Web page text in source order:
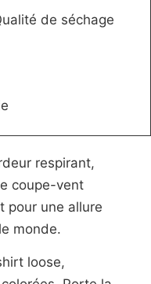
de séchage
respirant,
coupe-vent
pour une allure
monde.
loose,